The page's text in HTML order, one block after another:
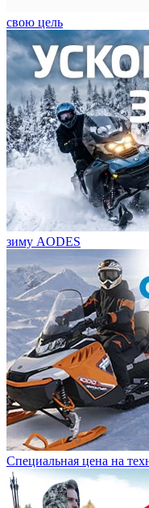
свою цель
зиму AODES
Специальная цена на